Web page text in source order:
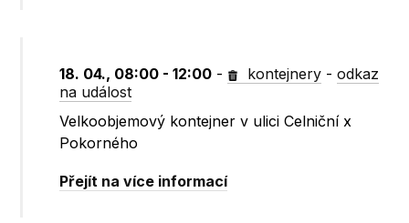
18. 04., 08:00 - 12:00 - kontejnery -odkaz
na událost
Velkoobjemový kontejner v ulici Celniční x
Pokorného
Přejít na více informací